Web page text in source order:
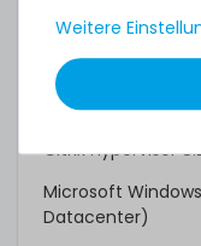
Canonical Ubuntu
Citrix XenServer
Citrix XenServer 8
Citrix Hypervisor
Microsoft
Datacenter)
Weitere